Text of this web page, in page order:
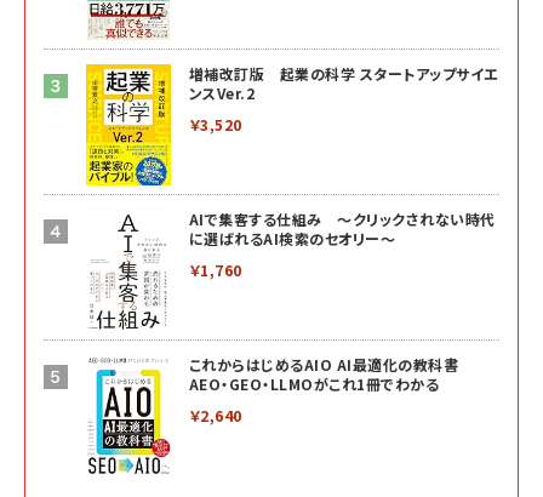
増補改訂版 起業の科学 スタートアップサイエ
ンスVer.2
￥3,520
AIで集客する仕組み ～クリックされない時代
に選ばれるAI検索のセオリー～
￥1,760
これからはじめるAIO AI最適化の教科書
AEO・GEO・LLMOがこれ1冊でわかる
￥2,640